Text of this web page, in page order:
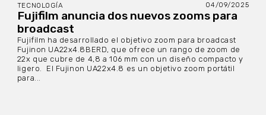
TECNOLOGÍA 04/09/2025
Fujifilm anuncia dos nuevos zooms para
broadcast
Fujifilm ha desarrollado el objetivo zoom para broadcast
Fujinon UA22x4.8BERD, que ofrece un rango de zoom de
22x que cubre de 4,8 a 106 mm con un diseño compacto y
ligero. El Fujinon UA22x4.8 es un objetivo zoom portátil
para...